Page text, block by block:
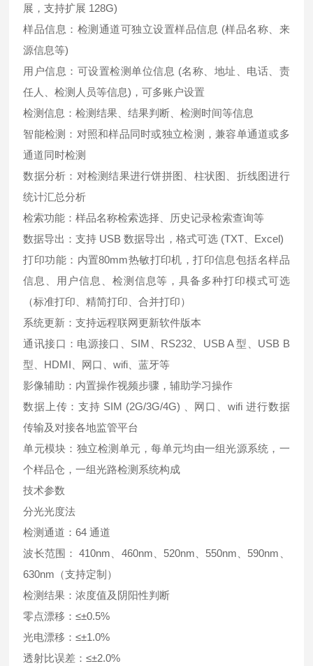
展，支持扩展 128G)
样品信息：检测通道可独立设置样品信息 (样品名称、来
源信息等)
用户信息：可设置检测单位信息 (名称、地址、电话、责
任人、检测人员等信息)，可多账户设置
检测信息：检测结果、结果判断、检测时间等信息
智能检测：对照和样品同时或独立检测，兼容单通道或多
通道同时检测
数据分析：对检测结果进行饼拼图、柱状图、折线图进行
统计汇总分析
检索功能：样品名称检索选择、历史记录检索查询等
数据导出：支持 USB 数据导出，格式可选 (TXT、Excel)
打印功能：内置80mm热敏打印机，打印信息包括名样品
信息、用户信息、检测信息等，具备多种打印模式可选
（标准打印、精简打印、合并打印）
系统更新：支持远程联网更新软件版本
通讯接口：电源接口、SIM、RS232、USB A 型、USB B
型、HDMI、网口、wifi、蓝牙等
影像辅助：内置操作视频步骤，辅助学习操作
数据上传：支持 SIM (2G/3G/4G) 、网口、wiﬁ 进行数据
传输及对接各地监管平台
单元模块：独立检测单元，每单元均由一组光源系统，一
个样品仓，一组光路检测系统构成
技术参数
分光光度法
检测通道：64 通道
波长范围： 410nm、460nm、520nm、550nm、590nm、
630nm（支持定制）
检测结果：浓度值及阴阳性判断
零点漂移：≤±0.5%
光电漂移：≤±1.0%
透射比误差：≤±2.0%